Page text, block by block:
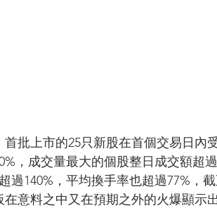
批上市的25只新股在首個交易日內
，成交量最大的個股整日成交額超
140%，平均換手率也超過77%，截
意料之中又在預期之外的火爆顯示